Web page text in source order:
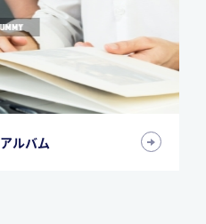
ルバム